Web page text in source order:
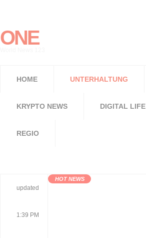
ONE
HOME UNTERHALTUNG
KRYPTO NEWS DIGITAL LIFE
REGIO
updated
1:39 PM
HOT NEWS